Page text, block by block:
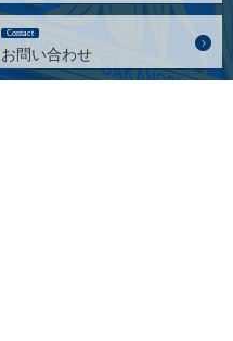
Contact
お問い合わせ